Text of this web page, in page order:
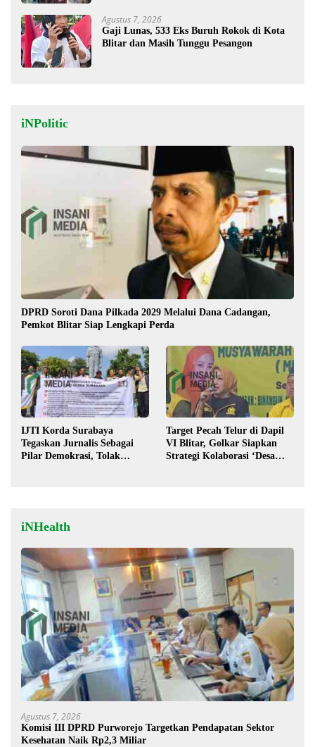
Agustus 7, 2026
Gaji Lunas, 533 Eks Buruh Rokok di Kota
Blitar dan Masih Tunggu Pesangon
iNPolitic
DPRD Soroti Dana Pilkada 2029 Melalui Dana Cadangan,
Pemkot Blitar Siap Lengkapi Perda
IJTI Korda Surabaya
Tegaskan Jurnalis Sebagai
Pilar Demokrasi, Tolak
Target Pecah Telur di Dapil
VI Blitar, Golkar Siapkan
Strategi Kolaborasi ‘Desa
iNHealth
Agustus 7, 2026
Komisi III DPRD Purworejo Targetkan Pendapatan Sektor
Kesehatan Naik Rp2,3 Miliar